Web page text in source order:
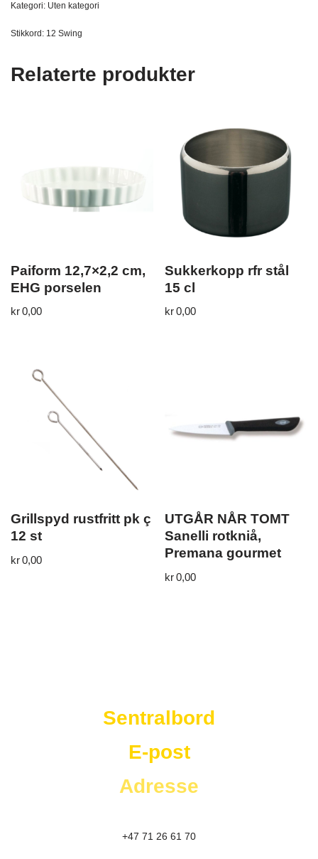
Kategori: Uten kategori
Stikkord: 12 Swing
Relaterte produkter
Paiform 12,7×2,2 cm,
EHG porselen
kr0,00
Sukkerkopp rfr stål
15 cl
kr0,00
Grillspyd rustfritt pk ç
12 st
kr0,00
UTGÅR NÅR TOMT
Sanelli rotkniå,
Premana gourmet
kr0,00
Sentralbord
E-post
Adresse
+47 71 26 61 70